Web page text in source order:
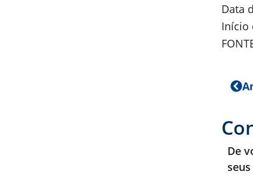
Data
Início
De